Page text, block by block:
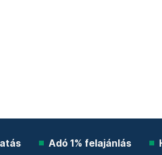
Adó 1% felajánlás